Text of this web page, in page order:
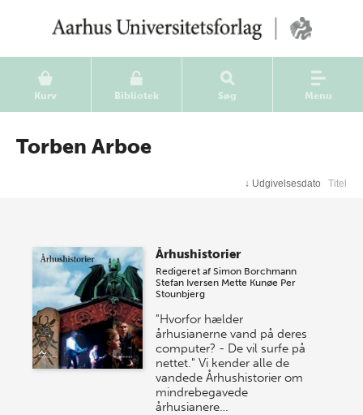
Kurv Bibliotek Søg Menu
Torben Arboe
↓ Udgivelsesdato Titel
Århushistorier
Redigeret afSimon Borchmann
Stefan Iversen Mette Kunøe Per
Stounbjerg
"Hvorfor hælder
århusianerne vand på deres
computer? - De vil surfe på
nettet." Vi kender alle de
vandede Århushistorier om
mindrebegavede
århusianere…